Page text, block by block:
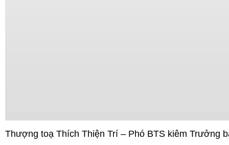
Thượng toạ Thích Thiện Trí – Phó BTS kiêm Trưởng